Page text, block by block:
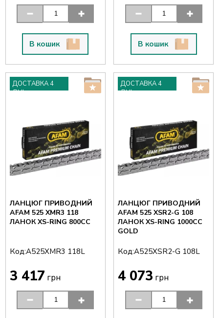
В кошик В кошик
ДОСТАВКА 4
ДНІ
ЛАНЦЮГ ПРИВОДНИЙ
AFAM 525 XMR3 118
ЛАНОК XS-RING 800CC
Код:A525XMR3 118L
3 417 грн
ДОСТАВКА 4
ДНІ
ЛАНЦЮГ ПРИВОДНИЙ
AFAM 525 XSR2-G 108
ЛАНОК XS-RING 1000CC
GOLD
Код:A525XSR2-G 108L
4 073 грн